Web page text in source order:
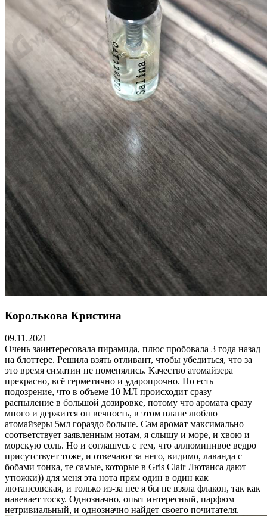
Королькова Кристина
09.11.2021
Очень заинтересовала пирамида, плюс пробовала 3 года назад
на блоттере. Решила взять отливант, чтобы убедиться, что за
это время симатии не поменялись. Качество атомайзера
прекрасно, всё герметично и ударопрочно. Но есть
подозрение, что в объеме 10 МЛ происходит сразу
распыление в большой дозировке, потому что аромата сразу
много и держится он вечность, в этом плане люблю
атомайзеры 5мл гораздо больше. Сам аромат максимально
соответствует заявленным нотам, я слышу и море, и хвою и
морскую соль. Но и соглашусь с тем, что аллюминивое ведро
присутствует тоже, и отвечают за него, видимо, лаванда с
бобами тонка, те самые, которые в Gris Clair Лютанса дают
утюжки)) для меня эта нота прям один в один как
лютансовская, и только из-за нее я бы не взяла флакон, так как
навевает тоску. Однозначно, опыт интересный, парфюм
нетривиальный, и однозначно найдет своего почитателя.